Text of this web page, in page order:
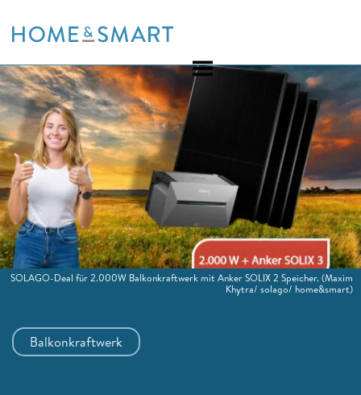
to
Balkonkraftwerk
SOLAGO-Deal für 2.000W Balkonkraftwerk mit Anker SOLIX 2 Speicher.(Maxim
Khytra/ solago/ home&smart)